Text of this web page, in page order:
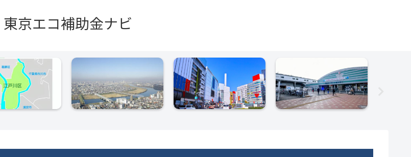
東京エコ補助金ナビ